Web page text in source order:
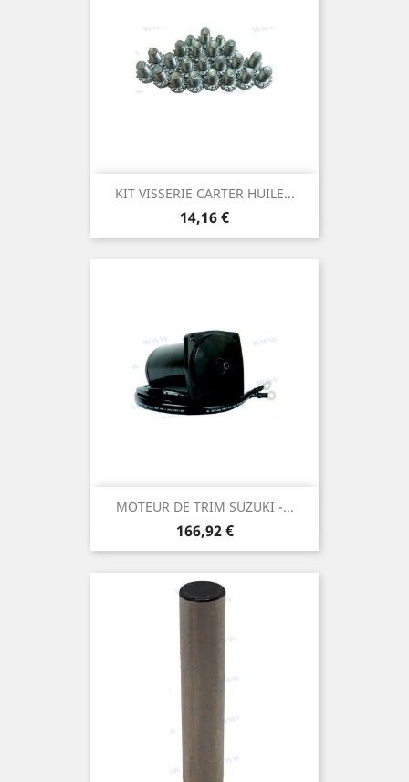
KIT VISSERIE CARTER HUILE...
Prix
14,16 €
MOTEUR DE TRIM SUZUKI -...
Prix
166,92 €